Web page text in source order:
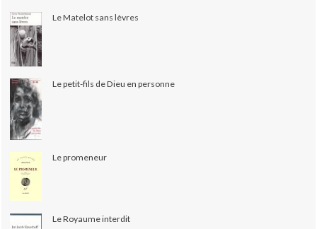
Le Matelot sans lèvres
Le petit-fils de Dieu en personne
Le promeneur
Le Royaume interdit